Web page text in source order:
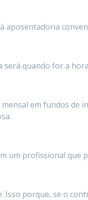
aposentadoria
será quando for a
em fundos de
um profissional que
porque, se o